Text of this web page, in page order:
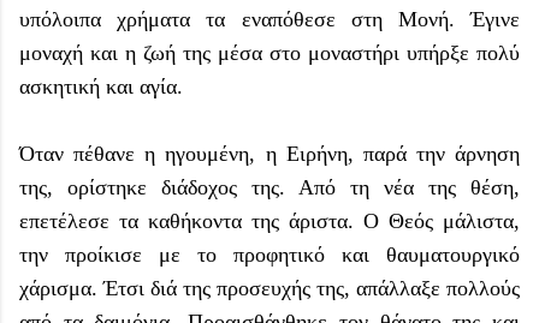
υπόλοιπα χρήματα τα εναπόθεσε στη Μονή. Έγινε
μοναχή και η ζωή της μέσα στο μοναστήρι υπήρξε πολύ
ασκητική και αγία.
Όταν πέθανε η ηγουμένη, η Ειρήνη, παρά την άρνηση
της, ορίστηκε διάδοχος της. Από τη νέα της θέση,
επετέλεσε τα καθήκοντα της άριστα. Ο Θεός μάλιστα,
την προίκισε με το προφητικό και θαυματουργικό
χάρισμα. Έτσι διά της προσευχής της, απάλλαξε πολλούς